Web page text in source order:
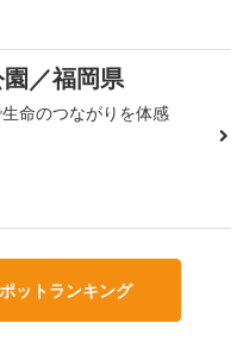
／福岡県
命のつながりを体感
ットランキング